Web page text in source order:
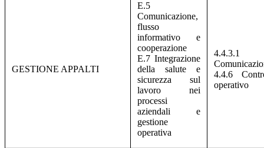
GESTIONE APPALTI
E.5
Comunicazione,
flusso
informativo e
cooperazione
E.7 Integrazione
della salute e
sicurezza sul
lavoro nei
processi
aziendali e
gestione
operativa
4.4.3.1
4.4.6
operativo